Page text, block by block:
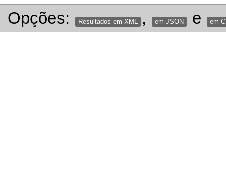
Opções: Resultados em XML , em JSON e em